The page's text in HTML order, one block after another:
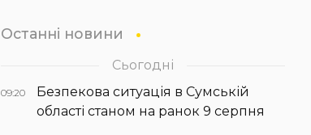
Останні новини
Сьогодні
09:20
Безпекова ситуація в Сумській
області станом на ранок 9 серпня